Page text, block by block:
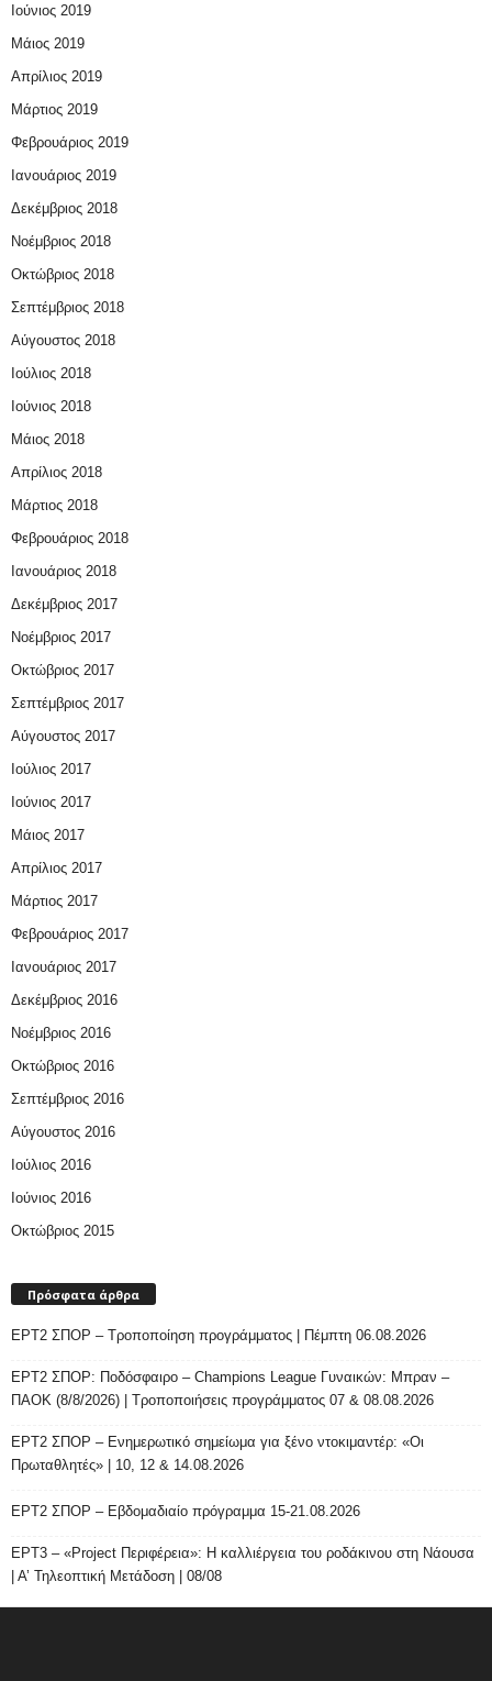
Ιούνιος 2019
Μάιος 2019
Απρίλιος 2019
Μάρτιος 2019
Φεβρουάριος 2019
Ιανουάριος 2019
Δεκέμβριος 2018
Νοέμβριος 2018
Οκτώβριος 2018
Σεπτέμβριος 2018
Αύγουστος 2018
Ιούλιος 2018
Ιούνιος 2018
Μάιος 2018
Απρίλιος 2018
Μάρτιος 2018
Φεβρουάριος 2018
Ιανουάριος 2018
Δεκέμβριος 2017
Νοέμβριος 2017
Οκτώβριος 2017
Σεπτέμβριος 2017
Αύγουστος 2017
Ιούλιος 2017
Ιούνιος 2017
Μάιος 2017
Απρίλιος 2017
Μάρτιος 2017
Φεβρουάριος 2017
Ιανουάριος 2017
Δεκέμβριος 2016
Νοέμβριος 2016
Οκτώβριος 2016
Σεπτέμβριος 2016
Αύγουστος 2016
Ιούλιος 2016
Ιούνιος 2016
Οκτώβριος 2015
Πρόσφατα άρθρα
ΕΡΤ2 ΣΠΟΡ – Τροποποίηση προγράμματος | Πέμπτη 06.08.2026
ΕΡΤ2 ΣΠΟΡ: Ποδόσφαιρο – Champions League Γυναικών: Μπραν –
ΠΑΟΚ (8/8/2026) | Τροποποιήσεις προγράμματος 07 & 08.08.2026
ΕΡΤ2 ΣΠΟΡ – Ενημερωτικό σημείωμα για ξένο ντοκιμαντέρ: «Οι
Πρωταθλητές» | 10, 12 & 14.08.2026
ΕΡΤ2 ΣΠΟΡ – Εβδομαδιαίο πρόγραμμα 15-21.08.2026
ΕΡΤ3 – «Project Περιφέρεια»: Η καλλιέργεια του ροδάκινου στη Νάουσα
| Α’ Τηλεοπτική Μετάδοση | 08/08